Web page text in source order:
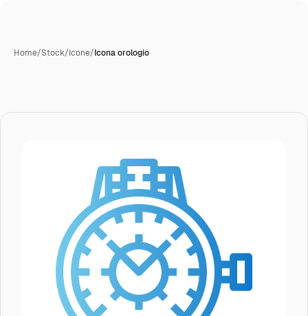
Home/Stock/Icone/Icona orologio